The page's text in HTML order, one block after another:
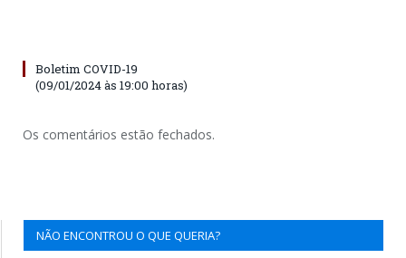
Boletim COVID-19
(09/01/2024 às 19:00 horas)
Os comentários estão fechados.
NÃO ENCONTROU O QUE QUERIA?